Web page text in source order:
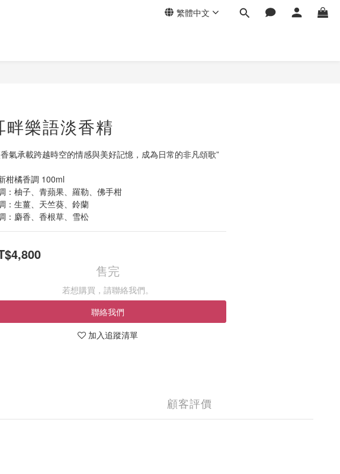
繁體中文
畔樂語淡香精
氣承載跨越時空的情感與美好記憶，成為日常的非凡頌歌”
柑橘香調 100ml
：柚子、青蘋果、羅勒、佛手柑
：生薑、天竺葵、鈴蘭
：麝香、香根草、雪松
售完
若想購買，請聯絡我們。
聯絡我們
加入追蹤清單
顧客評價